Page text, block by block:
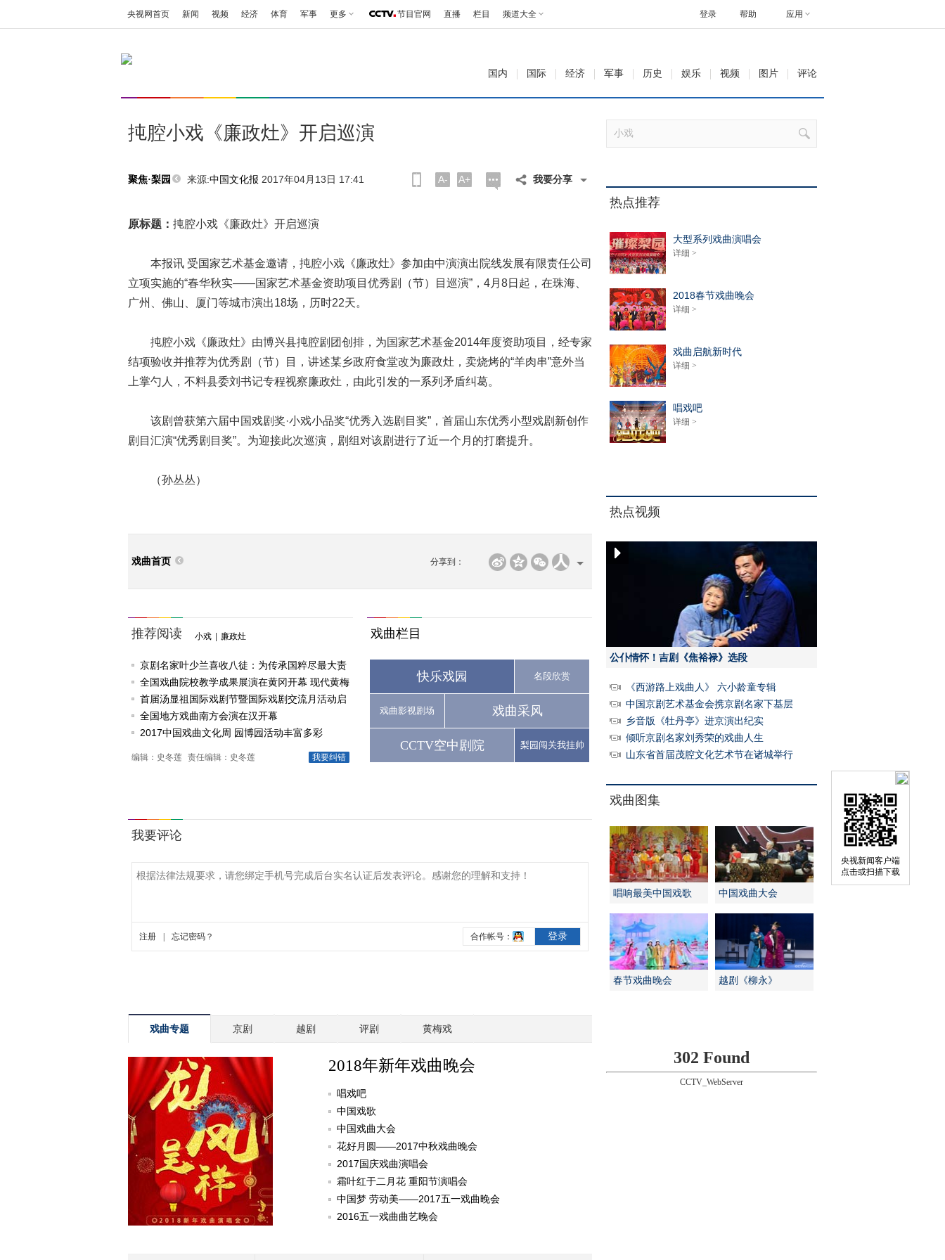
央视新闻客户端
点击或扫描下载
央视网首页 新闻 视频 经济 体育 军事 更多 节目官网 直播 栏目 频道大全 帮助 应用
登录
国内 国际 经济 军事 历史 娱乐 视频 图片 评论
扽腔小戏《廉政灶》开启巡演
聚焦·梨园 来源:中国文化报 2017年04月13日 17:41 A- A+ 我要分享
原标题： 扽腔小戏《廉政灶》开启巡演
本报讯 受国家艺术基金邀请，扽腔小戏《廉政灶》参加由中演演出院线发展有限责任公司
立项实施的“春华秋实——国家艺术基金资助项目优秀剧（节）目巡演”，4月8日起，在珠海、
广州、佛山、厦门等城市演出18场，历时22天。
扽腔小戏《廉政灶》由博兴县扽腔剧团创排，为国家艺术基金2014年度资助项目，经专家
结项验收并推荐为优秀剧（节）目，讲述某乡政府食堂改为廉政灶，卖烧烤的“羊肉串”意外当
上掌勺人，不料县委刘书记专程视察廉政灶，由此引发的一系列矛盾纠葛。
该剧曾获第六届中国戏剧奖·小戏小品奖“优秀入选剧目奖”，首届山东优秀小型戏剧新创作
剧目汇演“优秀剧目奖”。为迎接此次巡演，剧组对该剧进行了近一个月的打磨提升。
（孙丛丛）
戏曲首页 分享到：
推荐阅读 小戏 廉政灶
京剧名家叶少兰喜收八徒：为传承国粹尽最大责
任
全国戏曲院校教学成果展演在黄冈开幕 现代黄梅
戏《槐花谣》倾情..
首届汤显祖国际戏剧节暨国际戏剧交流月活动启
动
全国地方戏曲南方会演在汉开幕
2017中国戏曲文化周 园博园活动丰富多彩
我要纠错
编辑：史冬莲 责任编辑：史冬莲
戏曲栏目
快乐戏园 名段欣赏
戏曲影视剧场 戏曲采风
CCTV空中剧院 梨园闯关我挂帅
戏曲专题 京剧 越剧 评剧 黄梅戏
2018年新年戏曲晚会
唱戏吧
中国戏歌
中国戏曲大会
花好月圆——2017中秋戏曲晚会
2017国庆戏曲演唱会
霜叶红于二月花 重阳节演唱会
中国梦 劳动美——2017五一戏曲晚会
2016五一戏曲曲艺晚会
热点推荐
大型系列戏曲演唱会
详细 >
2018春节戏曲晚会
详细 >
戏曲启航新时代
详细 >
唱戏吧
详细 >
热点视频
公仆情怀！吉剧《焦裕禄》选段
《西游路上戏曲人》 六小龄童专辑
中国京剧艺术基金会携京剧名家下基层
乡音版《牡丹亭》进京演出纪实
倾听京剧名家刘秀荣的戏曲人生
山东省首届茂腔文化艺术节在诸城举行
戏曲图集
唱响最美中国戏歌 中国戏曲大会
春节戏曲晚会 越剧《柳永》
302 Found
CCTV_WebServer